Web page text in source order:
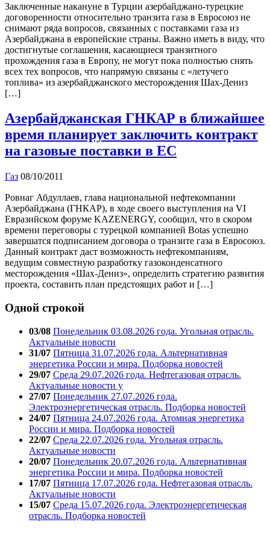
Заключенные накануне в Турции азербайджано-турецкие
договоренности относительно транзита газа в Евросоюз не
снимают ряда вопросов, связанных с поставками газа из
Азербайджана в европейские страны. Важно иметь в виду, что
достигнутые соглашения, касающиеся транзитного
прохождения газа в Европу, не могут пока полностью снять
всех тех вопросов, что напрямую связаны с «летучего
топлива» из азербайджанского месторождения Шах-Дениз
[…]
Азербайджанская ГНКАР в ближайшее
время планирует заключить контракт
на газовые поставки в ЕС
Газ 08/10/2011
Ровнаг Абдуллаев, глава национальной нефтекомпании
Азербайджана (ГНКАР), в ходе своего выступления на VI
Евразийском форуме KAZENERGY, сообщил, что в скором
времени переговоры с турецкой компанией Botas успешно
завершатся подписанием договора о транзите газа в Евросоюз.
Данный контракт даст возможность нефтекомпаниям,
ведущим совместную разработку газоконденсатного
месторождения «Шах-Дениз», определить стратегию развития
проекта, составить план предстоящих работ и […]
Одной строкой
03/08 Понедельник 03.08.2026 года. Угольная отрасль.
Актуальные новости
31/07 Пятница 31.07.2026 года. Альтернативная
энергетика России и мира. Подборка новостей
29/07 Среда 29.07.2026 года. Нефтегазовая отрасль.
Актуальные новости у
27/07 Понедельник 27.07.2026 года.
Электроэнергетическая отрасль. Подборка новостей
24/07 Пятница 24.07.2026 года. Атомная энергетика
России и мира. Подборка новостей
22/07 Среда 22.07.2026 года. Угольная отрасль.
Актуальные новости
20/07 Понедельник 20.07.2026 года. Альтернативная
энергетика России и мира. Подборка новостей
17/07 Пятница 17.07.2026 года. Нефтегазовая отрасль.
Актуальные новости
15/07 Среда 15.07.2026 года. Электроэнергетическая
отрасль. Подборка новостей